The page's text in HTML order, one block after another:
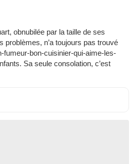
obnubilée par la taille de ses
problèmes, n’a toujours pas trouvé
fumeur-bon-cuisinier-qui-aime-les-
Sa seule consolation, c’est